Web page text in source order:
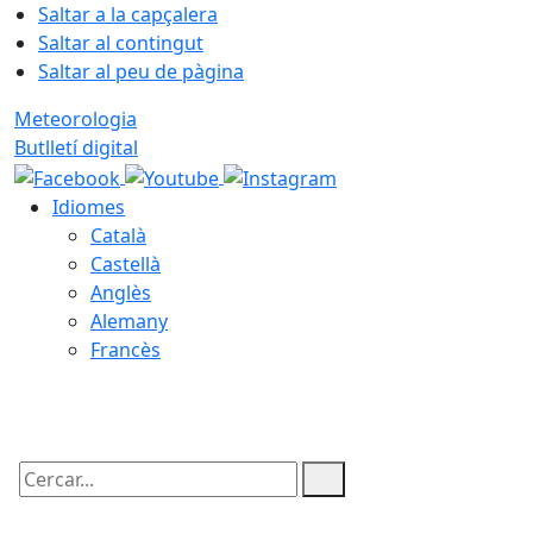
Saltar a la capçalera
Saltar al contingut
Saltar al peu de pàgina
Meteorologia
Butlletí digital
Idiomes
Català
Castellà
Anglès
Alemany
Francès
Cercar: